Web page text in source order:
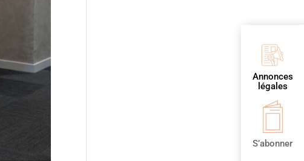
Annonces
légales
S’abonner